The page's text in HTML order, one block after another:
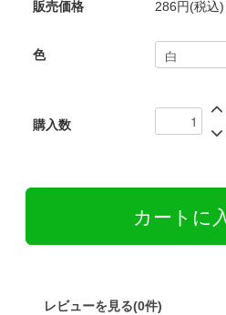
販売価格 286円(税込)
色
購入数
レビューを見る(0件)